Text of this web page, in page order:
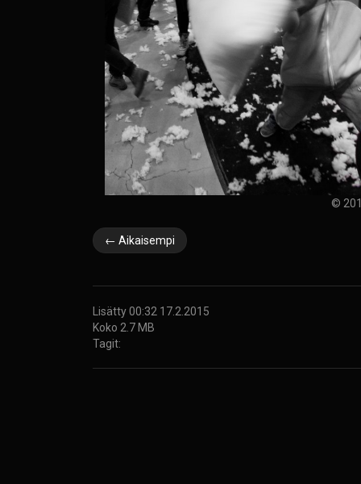
©
← Aikaisempi
Lisätty 00:32 17.2.2015
Koko 2.7 MB
Tagit: